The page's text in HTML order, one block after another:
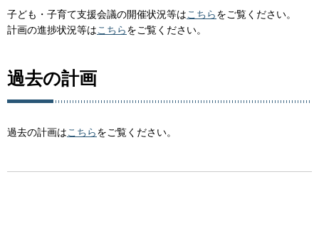
子ども・子育て支援会議の開催状況等はこちらをご覧ください。
計画の進捗状況等はこちらをご覧ください。
過去の計画
過去の計画はこちらをご覧ください。